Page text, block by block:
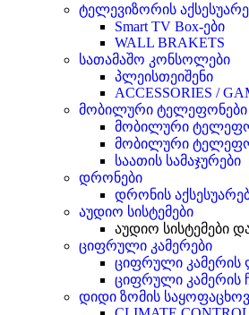
ტელევიზორის
Smart TV Box-ები
WALL BRAKETS
სათამაშო კონსოლები
პლეისთეიშენი
ACCESSORIES /
მობილური ტელეფონები
მობილური
მობილური
საათის სამაჯურები
დრონები
დრონის
აუდიო სისტემები
აუდიო სისტემები
ციფრული კამერები
ციფრული კამერის
ციფრული კამერის
დიდი ზომის